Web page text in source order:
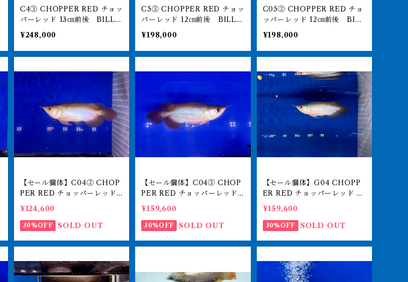
C4③ CHOPPER RED チョッ
パーレッド 13㎝前後 BILLY-
KENオリジナル アジアアロワ
ナ 紅龍ショート 260-0051
63
¥248,000
C5③ CHOPPER RED チョッ
パーレッド 12㎝前後 BILLY-
KENオリジナル アジアアロワ
ナ 紅龍ショート 260-0051
66
¥198,000
C05② CHOPPER RED チョ
ッパーレッド 12㎝前後 BILL
Y-KENオリジナル アジアアロ
ワナ 紅龍ショート 260-00
5165
¥198,000
【セール個体】C04② CHOP
PER RED チョッパーレッド 1
0㎝前後 BILLY-KENオリジ
ナル アジアアロワナ 紅龍シ
ョート 250-009780
¥124,600
30%OFF SOLD OUT
【セール個体】C04③ CHOP
PER RED チョッパーレッド 1
1㎝前後 BILLY-KENオリジ
ナル アジアアロワナ 紅龍シ
ョート 250-009778
¥159,600
30%OFF SOLD OUT
【セール個体】G04 CHOPP
ER RED チョッパーレッド 11
㎝前後 BILLY-KENオリジナ
ル アジアアロワナ 紅龍ショ
ート 250-009777
¥159,600
30%OFF SOLD OUT